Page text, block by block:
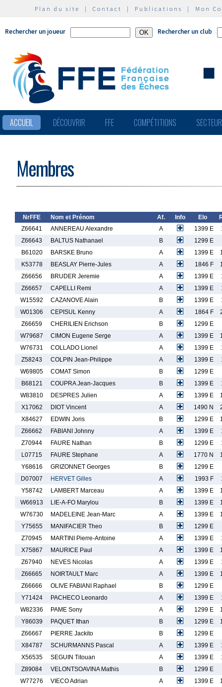
Plan du site | Contact | Publications | Mon
Rechercher un joueur Rechercher un club
ACCUEIL DÉCOUVRIR FFE COMPÉTITIONS
Membres
NrFFE Nom et Prénom Af. Info Elo
Z66641
ANNEREAU Alexandre A 1399 E
Z66643
BALTUS Nathanael B
1299 E
B61020
BARSKE Bruno A 1399 E
K53778
BEASLAY Pierre-Jules A 1846 F
Z66656
BRUDER Jeremie A 1399 E
Z66657
CAPELLI Remi A 1399 E
W15592
CAZANOVE Alain B 1399 E
W01306
CEPISUL Kenny A 1864 F
Z66659
CHERILIEN Erichson B
1299 E
W79687
CIMON Eugene Serge A 1399 E
W76731
COLLADO Lionel A 1399 E
Z58243
COLPIN Jean-Philippe A 1399 E
W69805
COMAT Simon B
1299 E
B68121
COUPRA Jean-Jacques B 1399 E
W83810
DESPRES Julien A 1399 E
X17062
DIOT Vincent A 1490 N
X84627
EDWIN Joris B 1299 E
Z66662
FABIANI Johnny A 1399 E
Z70944
FAURE Nathan B 1299 E
L07715
FAURE Stephane A 1770 N
Y68616
GRIZONNET Georges B
1299 E
D07007
HERVET Gilles A 1993 F
Y58742
LAMBERT Marceau A 1399 E
W66913
LIE-A-FO Marylou B 1399 E
W76730
MADELEINE Jean-Marc A 1399 E
Y75655
MANIFACIER Theo B
1299 E
Z70945
MARTINI Pierre-Antoine A 1399 E
X75867
MAURICE Paul A 1399 E
Z67940
NEVES Nicolas A 1399 E
Z66665
NOIRTAULT Marc A 1399 E
Z66666
OLIVE FABIANI Raphael B
1299 E
Y71424
PACHECO Leonardo A 1399 E
W82336
PAME Sony A 1299 E
Y86039
PAQUET Ithan B 1299 E
Z66667
PIERRE Jackito B
1299 E
X84787
SCHURMANNS Pascal A 1399 E
X56535
SEGUIN Titouan A 1399 E
Z89084
VELONTSOAVINA Mathis B
1299 E
W77276
VIECO Adrian A 1399 E